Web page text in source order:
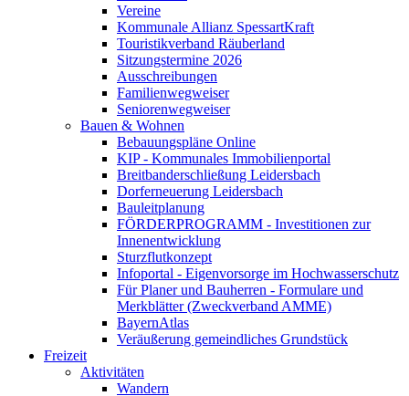
Vereine
Kommunale Allianz SpessartKraft
Touristikverband Räuberland
Sitzungstermine 2026
Ausschreibungen
Familienwegweiser
Seniorenwegweiser
Bauen & Wohnen
Bebauungspläne Online
KIP - Kommunales Immobilienportal
Breitbanderschließung Leidersbach
Dorferneuerung Leidersbach
Bauleitplanung
FÖRDERPROGRAMM - Investitionen zur
Innenentwicklung
Sturzflutkonzept
Infoportal - Eigenvorsorge im Hochwasserschutz
Für Planer und Bauherren - Formulare und
Merkblätter (Zweckverband AMME)
BayernAtlas
Veräußerung gemeindliches Grundstück
Freizeit
Aktivitäten
Wandern